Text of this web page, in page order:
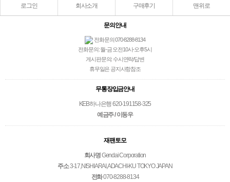
로그인 회사소개 구매후기 맨위로
문의안내
전화문의 070-8288-8134
전화문의: 월-금 오전10시-오후5시
게시판문의: 수시연락/답변
휴무일은 공지사항참조
무통장입금안내
KEB하나은행 620-191158-325
예금주 / 이동우
재팬토모
회사명Gendai Corporation
주소3-17,NISHIARAI,ADACHI-KU TOKYO JAPAN
전화070-8288-8134